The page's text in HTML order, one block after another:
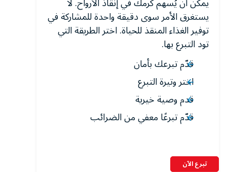
يستغرق الأمر سوى دقيقة واحدة للمشاركة في
توفير الغذاء المنقذ للحياة. اختر الطريقة التي
تود التبرع بها.
قدّم تبرعك بأمان
اختر وتيرة التبرع
قدم وصية خيرية
قدّم تبرعًا معفي من الضرائب
تبرع الآن